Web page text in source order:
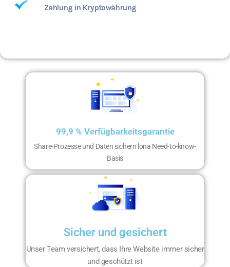
Zahlung in Kryptowährung
99,9 % Verfügbarkeitsgarantie
Share-Prozesse und Daten sichern lona Need-to-know-
Basis
Sicher und gesichert
Unser Team versichert, dass Ihre Website immer sicher
und geschützt ist